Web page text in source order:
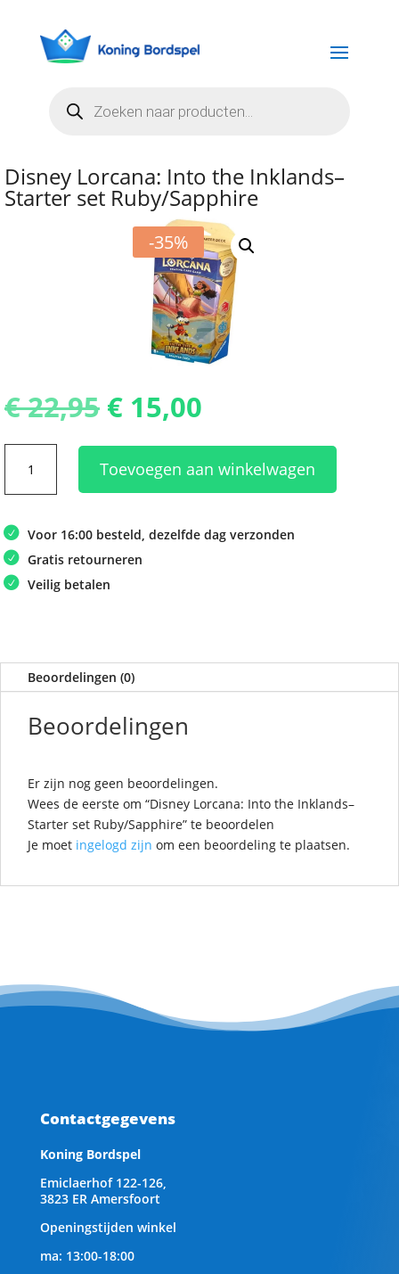
zoeken
Disney Lorcana: Into the Inklands–
Starter set Ruby/Sapphire
-35%
€22,95 Oorspronkelijke
prijs
was:
€ 22,95.
€ 15,00
is:
€ 15,00.
Lorcana:
Into
Inklands–
Starter
set
Ruby/Sapphire
Toevoegen aan winkelwagen
Voor 16:00 besteld, dezelfde dag verzonden
Gratis retourneren
Veilig betalen
Beoordelingen (0)
Beoordelingen
Er zijn nog geen beoordelingen.
Wees de eerste om “Disney Lorcana: Into the Inklands–
Starter set Ruby/Sapphire” te beoordelen
Je moet ingelogd zijn om een beoordeling te plaatsen.
Contactgegevens
Koning Bordspel
Emiclaerhof 122-126,
3823 ER Amersfoort
Openingstijden winkel
ma: 13:00-18:00